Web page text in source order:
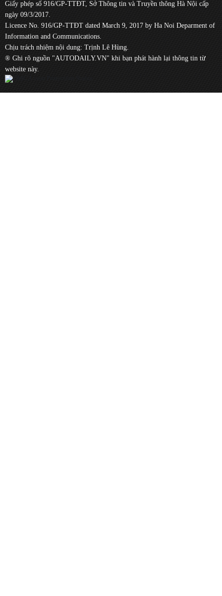
Giấy phép số 916/GP-TTĐT, Sở Thông tin và Truyền thông Hà Nội cấp
ngày 09/3/2017.
Licence No. 916/GP-TTĐT dated March 9, 2017 by Ha Noi Deparment of
Information and Communications.
Chịu trách nhiệm nội dung: Trịnh Lê Hùng.
® Ghi rõ nguồn "AUTODAILY.VN" khi bạn phát hành lại thông tin từ
website này.